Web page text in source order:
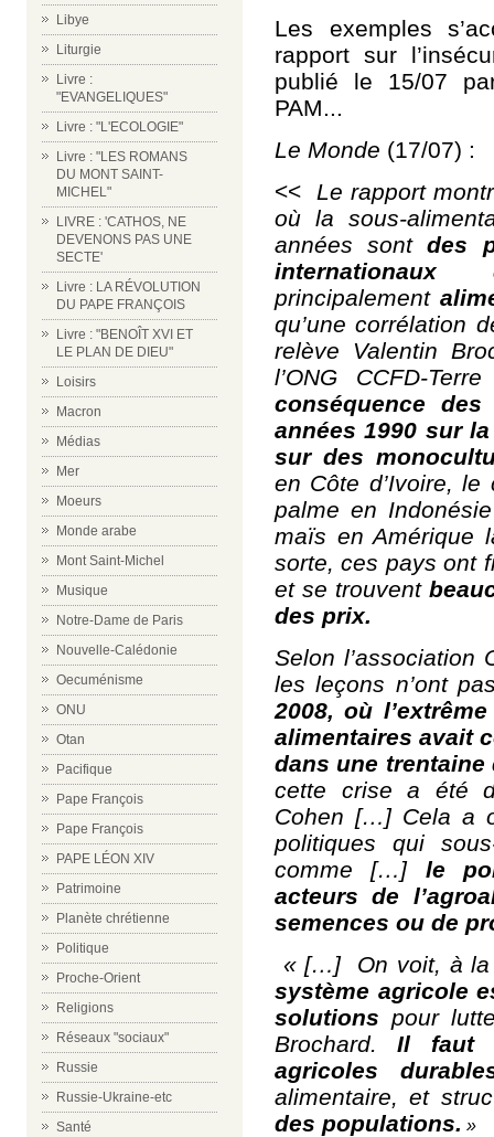
Libye
Liturgie
Livre :
"EVANGELIQUES"
Livre : "L'ECOLOGIE"
Livre : "LES ROMANS
DU MONT SAINT-
MICHEL"
LIVRE : 'CATHOS, NE
DEVENONS PAS UNE
SECTE'
Livre : LA RÉVOLUTION
DU PAPE FRANÇOIS
Livre : "BENOÎT XVI ET
LE PLAN DE DIEU"
Loisirs
Macron
Médias
Mer
Moeurs
Monde arabe
Mont Saint-Michel
Musique
Notre-Dame de Paris
Nouvelle-Calédonie
Oecuménisme
ONU
Otan
Pacifique
Pape François
Pape François
PAPE LÉON XIV
Patrimoine
Planète chrétienne
Politique
Proche-Orient
Religions
Réseaux "sociaux"
Russie
Russie-Ukraine-etc
Santé
Les exemples
rapport sur
publié le 15/07
PAM...
Le Monde (17/07) :
<< Le rapport
où la sous-
années sontdes
principalement
qu’une corrélation
relève Valentin
l’ONG CCFD-
conséquence
années 1990 sur
sur des
en Côte d’Ivoire, le
palme en
maïs en Amérique
sorte, ces pays ont
et se trouvent
des prix.
Selon
les leçons n’ont
2008, où
alimentaires avait
dans une trentaine
cette crise a été
Cohen […] Cela a
politiques qui
comme […]le
acteurs de
semences ou de
« […] On voit, à la
système agricole
solutions pour
Brochard.Il faut
agricoles
alimentaire, et
des populations. »